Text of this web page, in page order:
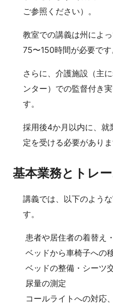
ご参照ください）。
教室での講義は州によ
75〜150時間が必要です
さらに、介護施設（主
ンター）での監督付き
す。
採用後4か月以内に、就
定を受ける必要がありま
基本業務とトレ
講義では、以下のよう
す。
患者や居住者の着替え
ベッドから車椅子への
ベッドの整備・シーツ
尿量の測定
コールライトへの対応